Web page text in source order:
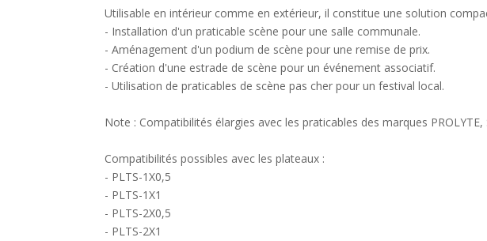
Utilisable en intérieur comme en extérieur, il constitue une solution
- Installation d'un praticable scène pour une salle communale.
- Aménagement d'un podium de scène pour une remise de prix.
- Création d'une estrade de scène pour un événement associatif.
- Utilisation de praticables de scène pas cher pour un festival local.
Note : Compatibilités élargies avec les praticables des marques PROLYTE,
Compatibilités possibles avec les plateaux :
- PLTS-1X0,5
- PLTS-1X1
- PLTS-2X0,5
- PLTS-2X1